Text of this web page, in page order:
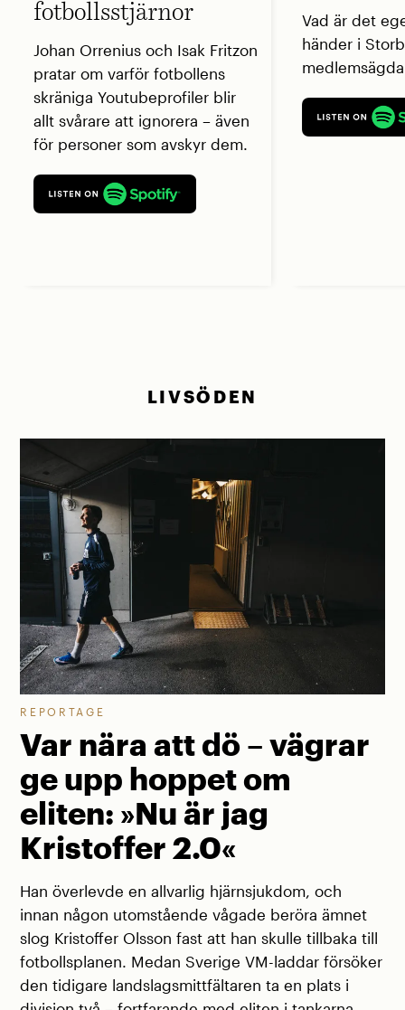
fotbollsstjärnor
Johan Orrenius och Isak Fritzon
pratar om varför fotbollens
skräniga Youtubeprofiler blir
allt svårare att ignorera – även
för personer som avskyr dem.
Vad är det
händer i
LIVSÖDEN
REPORTAGE
Var nära att dö – vägrar
ge upp hoppet om
eliten: »Nu är jag
Kristoffer 2.0«
Han överlevde en allvarlig hjärnsjukdom, och
innan någon utomstående vågade beröra ämnet
slog Kristoffer Olsson fast att han skulle tillbaka till
fotbollsplanen. Medan Sverige VM-laddar försöker
den tidigare landslagsmittfältaren ta en plats i